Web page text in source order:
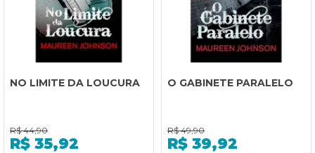
NO LIMITE DA LOUCURA
R$ 44,90
R$ 35,92
O GABINETE PARALELO
R$ 49,90
R$ 39,92